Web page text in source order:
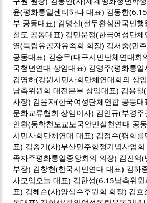
윤(평화통일센터하나 대표) 김동한
부 공동대표) 김명신(전두환심판국민
철도 공동대표) 김민문정(한국여성단
열(독립유공자유족회 회장) 김서중(민
공동대표) 김승무(대구시민단체연대회
국청년연대 상임대표) 김영주(평화통
김영하(강원시민사회단체연대회의 상
남측위원회 대전본부 상임대표) 김용철
사장) 김윤자(한국여성단체연합 공동
문화교류협회 상임이사) 김인규(부경
인환(동학천도교보국안민실천연대 공
시민사회단체연대 대표) 김정수(평화
표) 김종기(사)부산민주항쟁기념사업
족자주평화통일중앙회의 의장) 김진억
부장) 김창현(한국시민연대 대표) 김하
사모임오늘 대표) 김한성(6.15남측위
표) 김혜순(사)양심수후원회 회장) 김호